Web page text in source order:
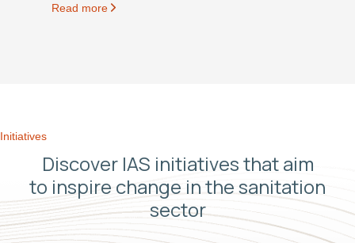
Read more
Initiatives
Discover IAS initiatives that aim
to inspire change in the sanitation
sector